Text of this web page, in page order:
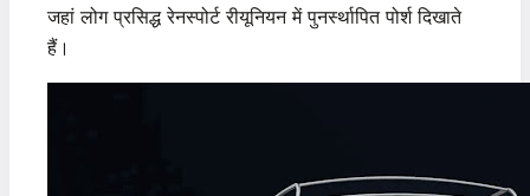
जहां लोग प्रसिद्ध रेनस्पोर्ट रीयूनियन में पुनर्स्थापित पोर्श दिखाते
हैं।